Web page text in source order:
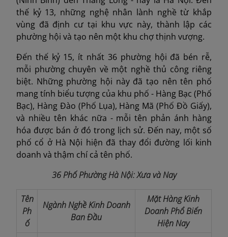
thế kỷ 13, những nghệ nhân lành nghề từ khắp
vùng đã định cư tại khu vực này, thành lập các
phường hội và tạo nên một khu chợ thịnh vượng.
Đến thế kỷ 15, ít nhất 36 phường hội đã bén rễ,
mỗi phường chuyên về một nghề thủ công riêng
biệt. Những phường hội này đã tạo nên tên phố
mang tính biểu tượng của khu phố - Hàng Bạc (Phố
Bạc), Hàng Đào (Phố Lụa), Hàng Mã (Phố Đồ Giấy),
và nhiều tên khác nữa - mỗi tên phản ánh hàng
hóa được bán ở đó trong lịch sử. Đến nay, một số
phố cổ ở Hà Nội hiện đã thay đổi đường lối kinh
doanh và thậm chí cả tên phố.
36 Phố Phường Hà Nội: Xưa và Nay
Tên
Ph
ố
Ngành Nghề Kinh Doanh
Ban Đầu
Mặt Hàng Kinh
Doanh Phổ Biến
Hiện Nay